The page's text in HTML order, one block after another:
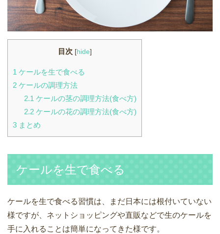
目次 [hide]
1 ケールを生で食べる
2 ケールの調理方法
2.1ケールの茎の調理方法(食べ方)
2.2ケールの花の調理方法(食べ方)
3 まとめ
ケールを生で食べる
ケールを生で食べる習慣は、まだ日本には根付いていない
様ですが、ネットショッピングや直販などで生のケールを
手に入れることは簡単になってきた様です。